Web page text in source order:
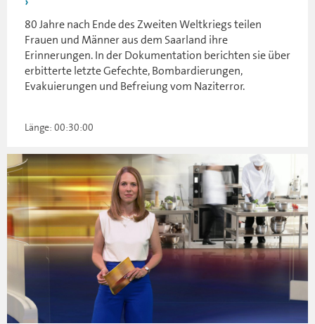
80 Jahre nach Ende des Zweiten Weltkriegs teilen
Frauen und Männer aus dem Saarland ihre
Erinnerungen. In der Dokumentation berichten sie über
erbitterte letzte Gefechte, Bombardierungen,
Evakuierungen und Befreiung vom Naziterror.
Länge: 00:30:00